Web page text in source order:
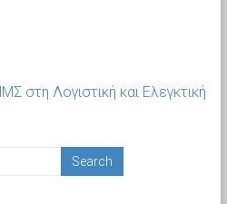
στη Λογιστική και Ελεγκτική